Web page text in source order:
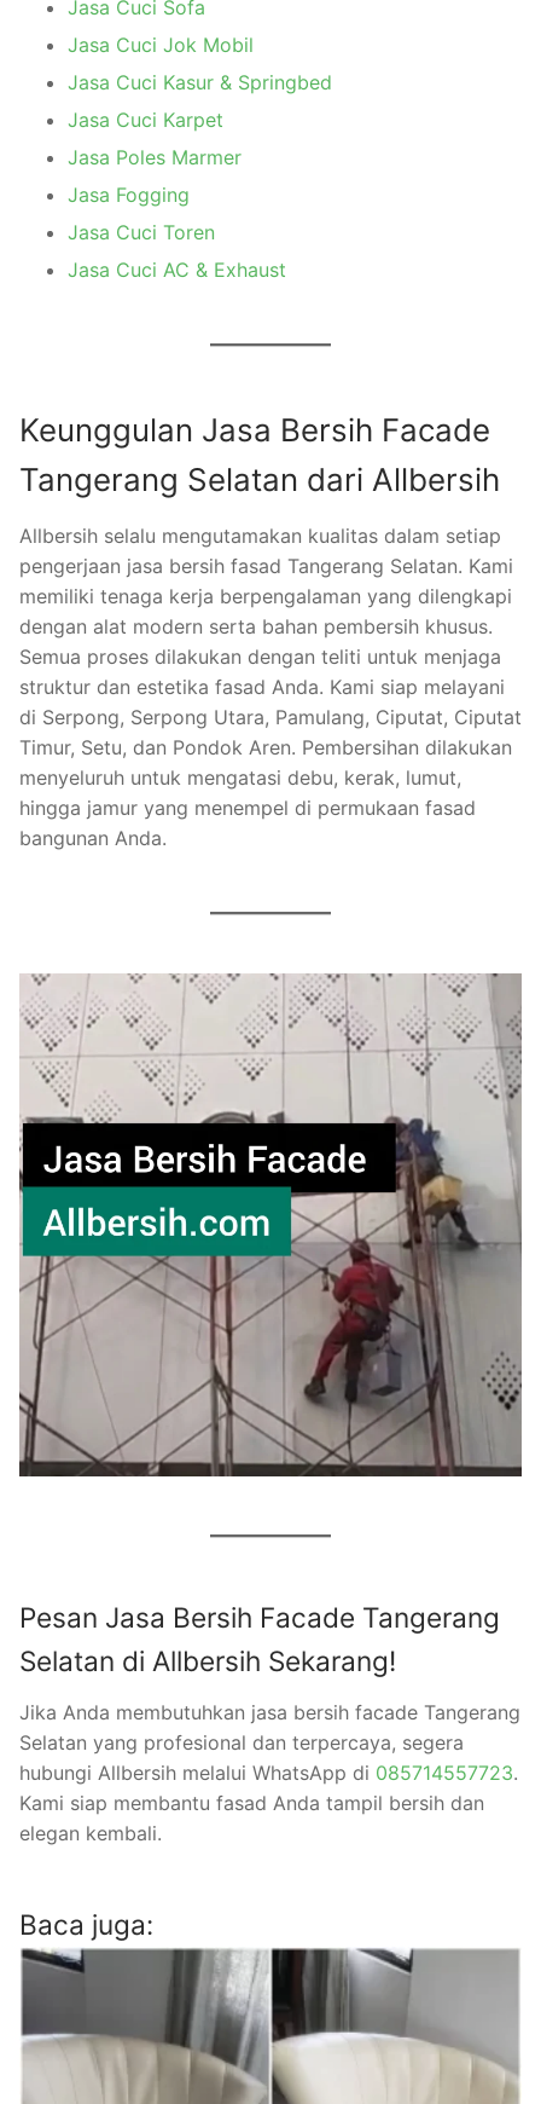
Jasa Cuci Sofa
Jasa Cuci Jok Mobil
Jasa Cuci Kasur & Springbed
Jasa Cuci Karpet
Jasa Poles Marmer
Jasa Fogging
Jasa Cuci Toren
Jasa Cuci AC & Exhaust
Keunggulan Jasa Bersih Facade
Tangerang Selatan dari Allbersih
Allbersih selalu mengutamakan kualitas dalam setiap
pengerjaan jasa bersih fasad Tangerang Selatan. Kami
memiliki tenaga kerja berpengalaman yang dilengkapi
dengan alat modern serta bahan pembersih khusus.
Semua proses dilakukan dengan teliti untuk menjaga
struktur dan estetika fasad Anda. Kami siap melayani
di Serpong, Serpong Utara, Pamulang, Ciputat, Ciputat
Timur, Setu, dan Pondok Aren. Pembersihan dilakukan
menyeluruh untuk mengatasi debu, kerak, lumut,
hingga jamur yang menempel di permukaan fasad
bangunan Anda.
Pesan Jasa Bersih Facade Tangerang
Selatan di Allbersih Sekarang!
Jika Anda membutuhkan jasa bersih facade Tangerang
Selatan yang profesional dan terpercaya, segera
hubungi Allbersih melalui WhatsApp di 085714557723.
Kami siap membantu fasad Anda tampil bersih dan
elegan kembali.
Baca juga: